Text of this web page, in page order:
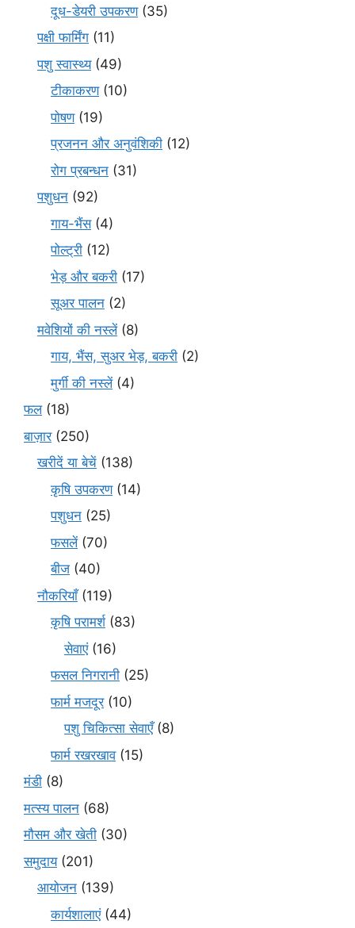
दूध-डेयरी उपकरण(35)
पक्षी फार्मिंग (11)
पशु स्वास्थ्य(49)
टीकाकरण(10)
पोषण(19)
प्रजनन और अनुवंशिकी (12)
रोग प्रबन्धन (31)
पशुधन (92)
गाय-भैंस(4)
पोल्ट्री (12)
भेड़ और बकरी (17)
सूअर पालन (2)
मवेशियों की नस्लें(8)
गाय, भैंस, सुअर भेड़, बकरी (2)
मुर्गी की नस्लें(4)
फल(18)
बाज़ार(250)
खरीदें या बेचें (138)
कृषि उपकरण(14)
पशुधन (25)
फसलें(70)
बीज (40)
नौकरियाँ(119)
कृषि परामर्श(83)
सेवाएं(16)
फसल निगरानी (25)
फार्म मजदूर(10)
पशु चिकित्सा सेवाएँ(8)
फार्म रखरखाव(15)
मंडी (8)
मत्स्य पालन (68)
मौसम और खेती (30)
समुदाय(201)
आयोजन (139)
कार्यशालाएं(44)